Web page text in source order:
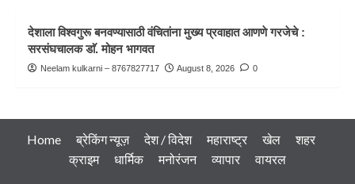
देशाला विश्वगुरू बनवण्यासाठी वंचितांना मुख्य प्रवाहात आणणे गरजेचे :
सरसंघचालक डाॅ. मोहन भागवत
Neelam kulkarni – 8767827717 August 8, 2026 0
Home ब्रेकिंग न्यूज़ देश / विदेश महाराष्ट्र खेल
शहर
क्राइम
धार्मिक मनोरंजन व्यापार वायरल